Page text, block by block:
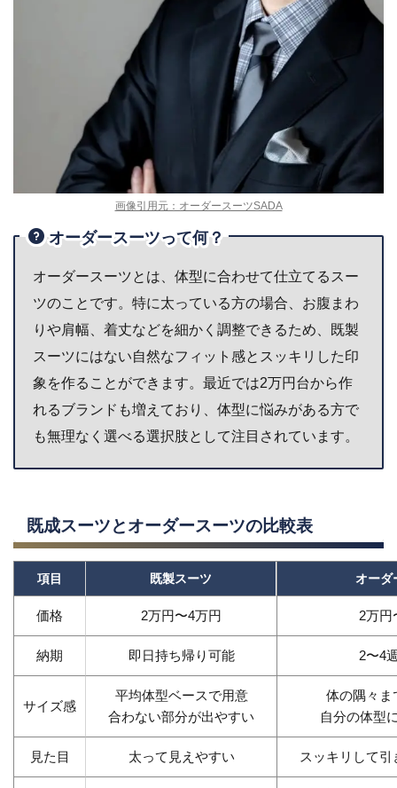
画像引用元：オーダースーツSADA
オーダースーツって何？
オーダースーツとは、体型に合わせて仕立てるスー
ツのことです。特に太っている方の場合、お腹まわ
りや肩幅、着丈などを細かく調整できるため、既製
スーツにはない自然なフィット感とスッキリした印
象を作ることができます。最近では2万円台から作
れるブランドも増えており、体型に悩みがある方で
も無理なく選べる選択肢として注目されています。
既成スーツとオーダースーツの比較表
項目 既製スーツ オーダ
価格 2万円〜4万円 2万円
納期 即日持ち帰り可能 2〜4
サイズ感
平均体型ベースで用意
合わない部分が出やすい
体の隅々ま
自分の体型
見た目 太って見えやすい スッキリして